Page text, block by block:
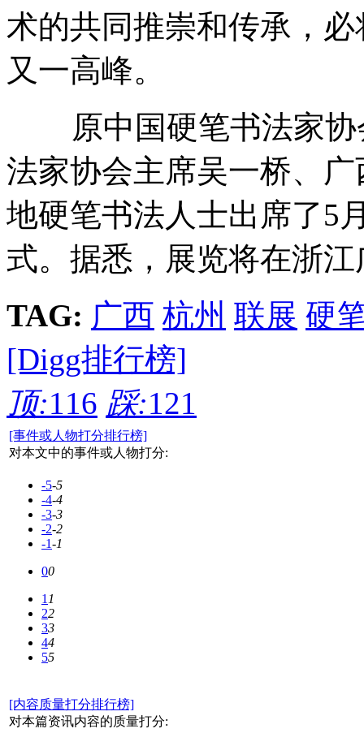
术的共同推崇和传承，
又一高峰。
原中国硬笔书法家协
法家协会主席吴一桥、
地硬笔书法人士出席了5
式。据悉，展览将在浙
TAG: 广西 杭州 联展 硬
[Digg排行榜]
顶:116 踩:121
[事件或人物打分排行榜]
对本文中的事件或人物打分:
-5-5
-4-4
-3-3
-2-2
-1-1
00
11
22
33
44
55
[内容质量打分排行榜]
对本篇资讯内容的质量打分: